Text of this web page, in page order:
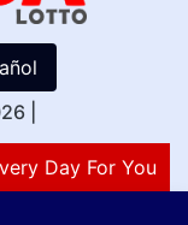
Day For You